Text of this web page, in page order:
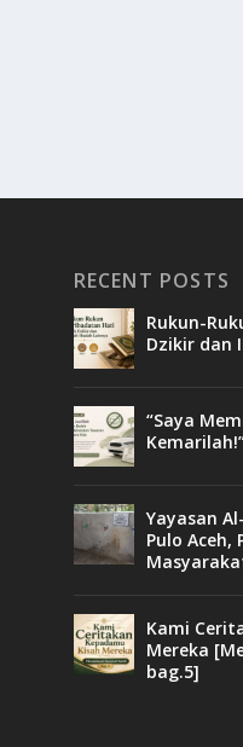
RECENT POSTS
Rukun-
Dzikir dan
“Saya
Yayasan
Pulo Aceh,
Kami
Mereka
bag.5]